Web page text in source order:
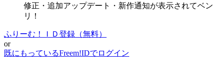
修正・追加アップデート・新作通知が表示されてベン
リ！
ふりーむ！ＩＤ登録（無料）
or
既にもっているFreem!IDでログイン